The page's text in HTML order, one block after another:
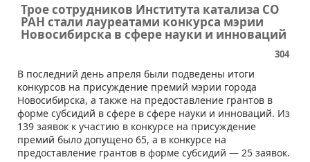
Трое сотрудников Института катализа СО
РАН стали лауреатами конкурса мэрии
Новосибирска в сфере науки и инноваций
304
​В последний день апреля были подведены итоги
конкурсов на присуждение премий мэрии города
Новосибирска, а также на предоставление грантов в
форме субсидий в сфере в сфере науки и инноваций. Из
139 заявок к участию в конкурсе на присуждение
премий было допущено 65, а в конкурсе на
предоставление грантов в форме субсидий — 25 заявок.